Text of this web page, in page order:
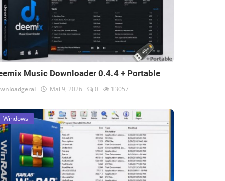
Music Downloader 0.4.4 + Portable
Mai 9, 2026 0 13057
Windows